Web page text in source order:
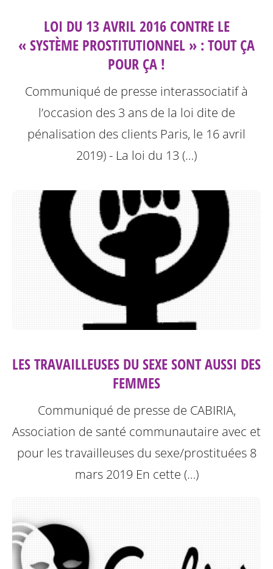
LOI DU 13 AVRIL 2016 CONTRE LE
« SYSTÈME PROSTITUTIONNEL » : TOUT ÇA
POUR ÇA !
Communiqué de presse interassociatif à
l’occasion des 3 ans de la loi dite de
pénalisation des clients Paris, le 16 avril
2019) - La loi du 13 (…)
LES TRAVAILLEUSES DU SEXE SONT AUSSI DES
FEMMES
Communiqué de presse de CABIRIA,
Association de santé communautaire avec et
pour les travailleuses du sexe/prostituées 8
mars 2019 En cette (…)